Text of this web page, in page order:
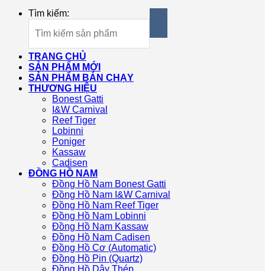
Tìm kiếm:
TRANG CHỦ
SẢN PHẨM MỚI
SẢN PHẨM BÁN CHẠY
THƯƠNG HIỆU
Bonest Gatti
I&W Carnival
Reef Tiger
Lobinni
Poniger
Kassaw
Cadisen
ĐỒNG HỒ NAM
Đồng Hồ Nam Bonest Gatti
Đồng Hồ Nam I&W Carnival
Đồng Hồ Nam Reef Tiger
Đồng Hồ Nam Lobinni
Đồng Hồ Nam Kassaw
Đồng Hồ Nam Cadisen
Đồng Hồ Cơ (Automatic)
Đồng Hồ Pin (Quartz)